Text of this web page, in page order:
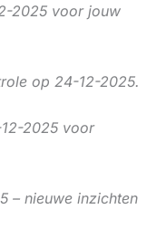
2025 voor jouw
op 24-12-2025.
2025 voor
– nieuwe inzichten